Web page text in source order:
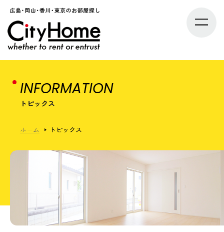
INFORMATION
トピックス
ホーム トピックス